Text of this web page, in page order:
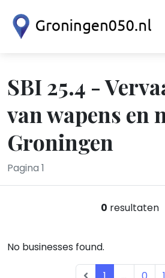
SBI 25.4 -
van wapens en
Groningen
Pagina 1
0 resultaten
No businesses found.